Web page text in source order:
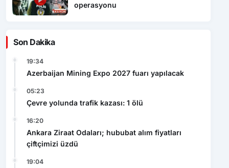
operasyonu
Son Dakika
19:34
Azerbaijan Mining Expo 2027 fuarı yapılacak
05:23
Çevre yolunda trafik kazası: 1 ölü
16:20
Ankara Ziraat Odaları; hububat alım fiyatları
çiftçimizi üzdü
19:04